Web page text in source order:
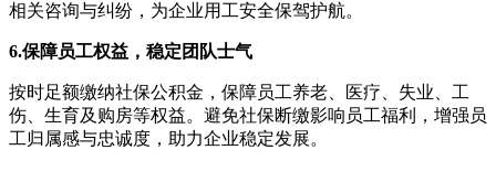
相关咨询与纠纷，为企业用工安全保驾护航。
6.保障员工权益，稳定团队士气
按时足额缴纳社保公积金，保障员工养老、医疗、失业、工
伤、生育及购房等权益。避免社保断缴影响员工福利，增强员
工归属感与忠诚度，助力企业稳定发展。